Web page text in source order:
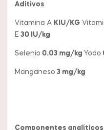
Aditivos
Vitamina A KIU/KG
E 30 IU/kg
Selenio 0.03 mg/kg Yodo
Manganeso 3 mg/kg
Componentes